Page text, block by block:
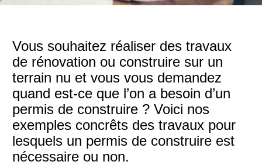
Vous souhaitez réaliser des travaux
de rénovation ou construire sur un
terrain nu et vous vous demandez
quand est-ce que l’on a besoin d’un
permis de construire ? Voici nos
exemples concrêts des travaux pour
lesquels un permis de construire est
nécessaire ou non.